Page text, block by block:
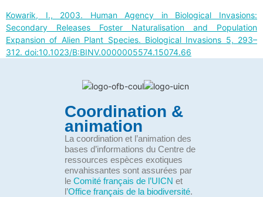
Kowarik, I., 2003. Human Agency in Biological Invasions:
Secondary Releases Foster Naturalisation and Population
Expansion of Alien Plant Species. Biological Invasions 5, 293–
312. doi:10.1023/B:BINV.0000005574.15074.66
Coordination &
animation
La coordination et l’animation des
bases d’informations du Centre de
ressources espèces exotiques
envahissantes sont assurées par
le Comité français de l’UICN et
l’Office français de la biodiversité.